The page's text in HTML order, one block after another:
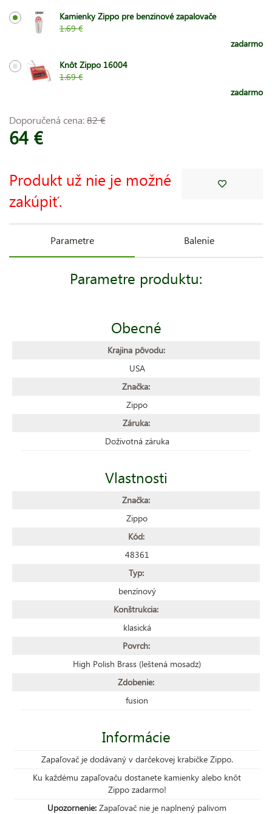
Kamienky Zippo pre benzinové zapalovače
1.69 €
zadarmo
Knôt Zippo 16004
1.69 €
zadarmo
Doporučená cena:82 €
64 €
Produkt už nie je možné
zakúpiť.
Parametre Balenie
Parametre produktu:
Obecné
Krajina pôvodu:
USA
Značka:
Zippo
Záruka:
Doživotná záruka
Vlastnosti
Značka:
Zippo
Kód:
48361
Typ:
benzínový
Konštrukcia:
klasická
Povrch:
High Polish Brass (leštená mosadz)
Zdobenie:
fusion
Informácie
Zapaľovač je dodávaný v darčekovej krabičke Zippo.
Ku každému zapaľovaču dostanete kamienky alebo knôt
Zippo zadarmo!
Upozornenie: Zapaľovač nie je naplnený palivom